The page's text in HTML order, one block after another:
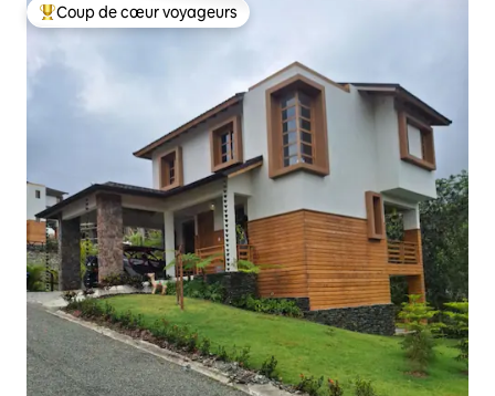
Coups de cœur voyageurs les plus appréciés
Coup de cœur voyageurs